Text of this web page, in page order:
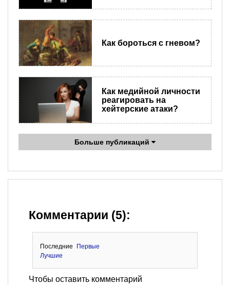
Как бороться с гневом?
Как медийной личности
реагировать на
хейтерские атаки?
Больше публикаций
Комментарии (5):
Последние
Первые
Лучшие
Чтобы оставить комментарий